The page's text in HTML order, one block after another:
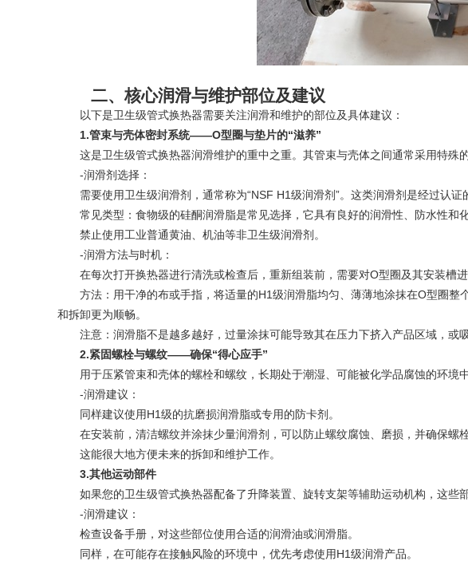
二、核心润滑与维护部位及建议
以下是卫生级管式换热器需要关注润滑和维护的部位及具体建议：
1.管束与壳体密封系统——O型圈与垫片的“滋养”
这是卫生级管式换热器润滑维护的重中之重。其管束与壳体之间通常采用特殊的
-润滑剂选择：
需要使用卫生级润滑剂，通常称为“NSF H1级润滑剂”。这类润滑剂是经过认证
常见类型：食物级的硅酮润滑脂是常见选择，它具有良好的润滑性、防水性和化
禁止使用工业普通黄油、机油等非卫生级润滑剂。
-润滑方法与时机：
在每次打开换热器进行清洗或检查后，重新组装前，需要对O型圈及其安装槽进
方法：用干净的布或手指，将适量的H1级润滑脂均匀、薄薄地涂抹在O型圈整
和拆卸更为顺畅。
注意：润滑脂不是越多越好，过量涂抹可能导致其在压力下挤入产品区域，或吸
2.紧固螺栓与螺纹——确保“得心应手”
用于压紧管束和壳体的螺栓和螺纹，长期处于潮湿、可能被化学品腐蚀的环境中
-润滑建议：
同样建议使用H1级的抗磨损润滑脂或专用的防卡剂。
在安装前，清洁螺纹并涂抹少量润滑剂，可以防止螺纹腐蚀、磨损，并确保螺
这能很大地方便未来的拆卸和维护工作。
3.其他运动部件
如果您的卫生级管式换热器配备了升降装置、旋转支架等辅助运动机构，这些部
-润滑建议：
检查设备手册，对这些部位使用合适的润滑油或润滑脂。
同样，在可能存在接触风险的环境中，优先考虑使用H1级润滑产品。